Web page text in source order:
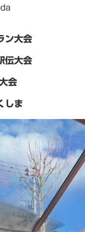
ン大会
伝大会
会
しま